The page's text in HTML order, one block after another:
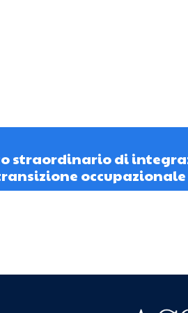
straordinario di
occupazionale